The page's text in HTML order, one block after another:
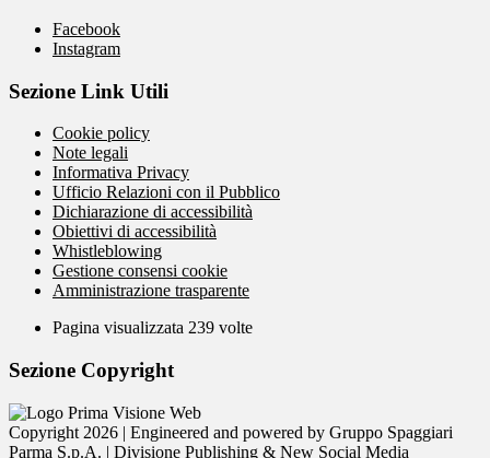
Facebook
Instagram
Sezione Link Utili
Cookie policy
Note legali
Informativa Privacy
Ufficio Relazioni con il Pubblico
Dichiarazione di accessibilità
Obiettivi di accessibilità
Whistleblowing
Gestione consensi cookie
Amministrazione trasparente
Pagina visualizzata 239 volte
Sezione Copyright
Copyright 2026 | Engineered and powered by Gruppo Spaggiari
Parma S.p.A. | Divisione Publishing & New Social Media